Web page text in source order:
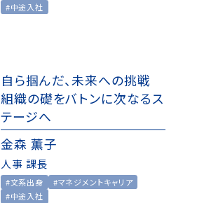
#中途入社
自ら掴んだ、未来への挑戦
組織の礎をバトンに次なるス
テージへ
金森 薫子
人事 課長
#文系出身
#マネジメントキャリア
#中途入社